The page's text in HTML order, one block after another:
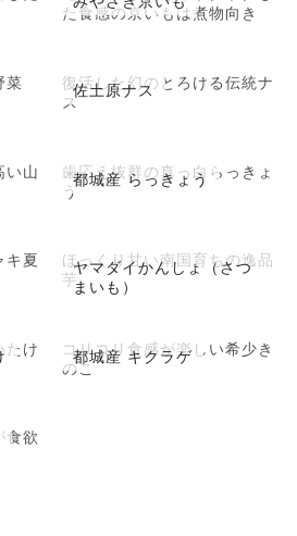
た食感の京いもは煮物向き
菜 佐土原ナス
復活した幻のとろける伝統ナ
ス
い山
都城産 らっきょう
歯応え抜群の真っ白らっきょ
う
キ夏
ヤマダイかんしょ（さつ
まいも）
ほっくり甘い南国育ちの逸品
芋
たけ 都城産 キクラゲ
コリコリ食感が楽しい希少き
のこ
食欲